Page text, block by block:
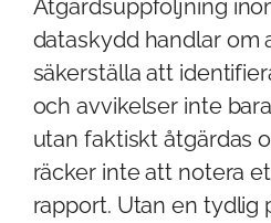
Åtgärdsuppföljning
dataskydd handlar om
säkerställa att
och avvikelser inte
utan faktiskt åtgärdas
räcker inte att notera
rapport. Utan en tydlig